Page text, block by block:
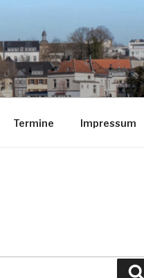
Termine Impressum